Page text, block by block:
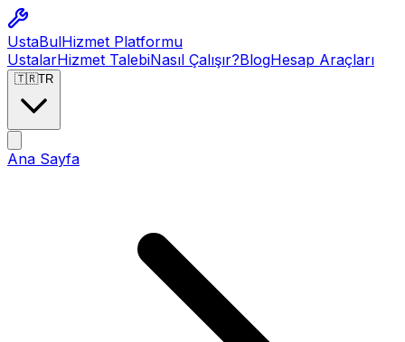
UstaBulHizmet Platformu
UstalarHizmet TalebiNasıl Çalışır?BlogHesap Araçları
🇹🇷TR
Ana Sayfa